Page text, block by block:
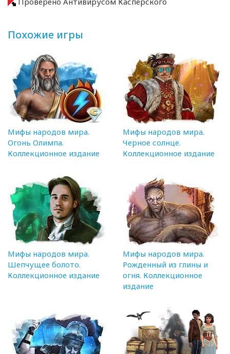
Похожие игры
Мифы народов мира.
Огонь Олимпа.
Коллекционное издание
Мифы народов мира.
Черное солнце.
Коллекционное издание
Мифы народов мира.
Шепчущее болото.
Коллекционное издание
Мифы народов мира.
Рожденный из глины и
огня. Коллекционное
издание